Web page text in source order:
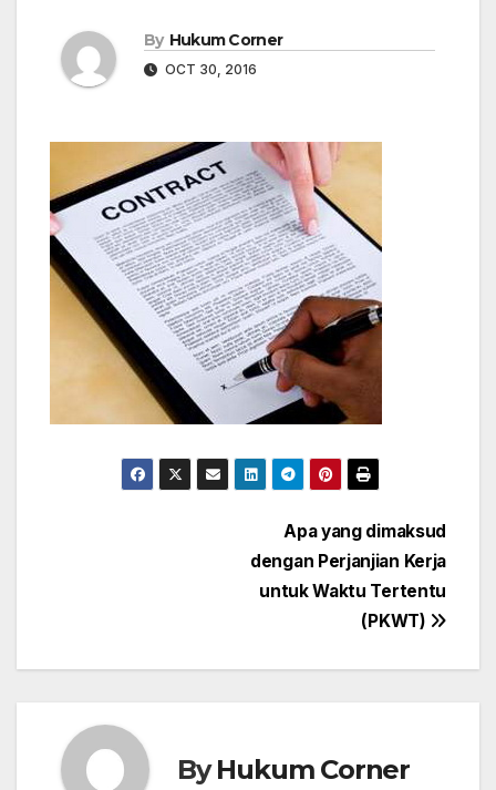
By Hukum Corner
OCT 30, 2016
Apa yang dimaksud
dengan Perjanjian Kerja
untuk Waktu Tertentu
(PKWT)
ByHukum Corner